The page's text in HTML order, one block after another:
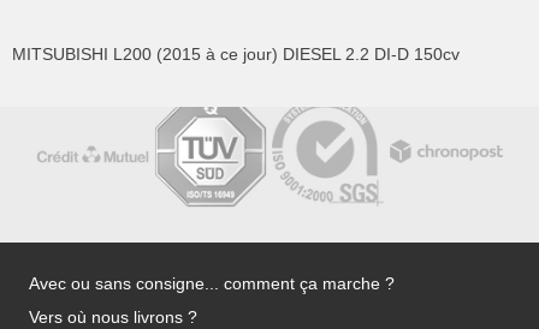
MITSUBISHI L200 (2015 à ce jour) DIESEL 2.2 DI-D 150cv
Avec ou sans consigne... comment ça marche ?
Vers où nous livrons ?